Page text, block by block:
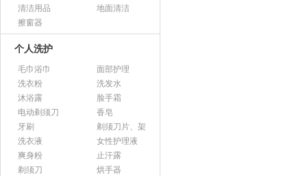
清洁用品
地面清洁
擦窗器
个人洗护
毛巾浴巾
面部护理
洗衣粉
洗发水
沐浴露
脸手霜
电动剃须刀
香皂
牙刷
剃须刀片、架
洗衣液
女性护理液
爽身粉
止汗露
剃须刀
烘手器